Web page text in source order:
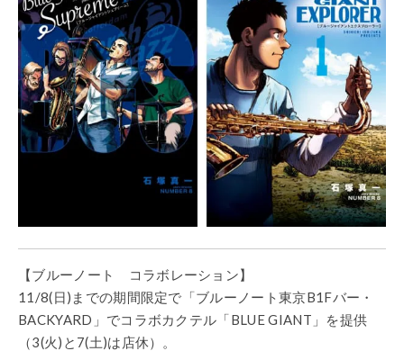
【ブルーノート コラボレーション】
11/8(日)までの期間限定で「ブルーノート東京B1Fバー・
BACKYARD」でコラボカクテル「BLUE GIANT」を提供
（3(火)と7(土)は店休）。